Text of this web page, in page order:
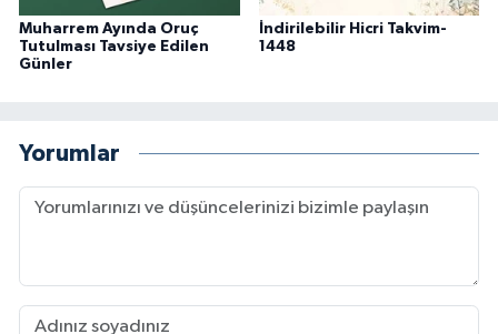
Muharrem Ayında Oruç
Tutulması Tavsiye Edilen
Günler
İndirilebilir Hicri Takvim-
1448
Yorumlar
Şırnak Müftülüğü
Tokat Müftülüğü
Trabzon Müftülüğü
Uşak Müftülüğü